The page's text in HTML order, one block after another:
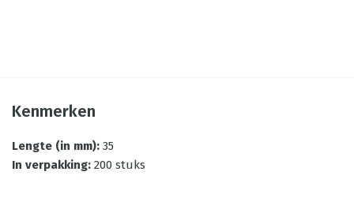
Kenmerken
Lengte (in mm): 35
In verpakking: 200 stuks